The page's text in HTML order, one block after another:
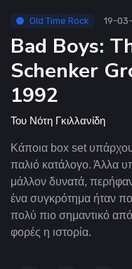
Old Time Rock 19-
Bad Boys:
Schenker
1992
Του Νότη Γκιλλανίδη
Κάποια box set
παλιό κατάλογο. Άλλα
μάλλον δυνατά,
ένα συγκρότημα ήταν
πολύ πιο σημαντικό από
φορές η ιστορία.